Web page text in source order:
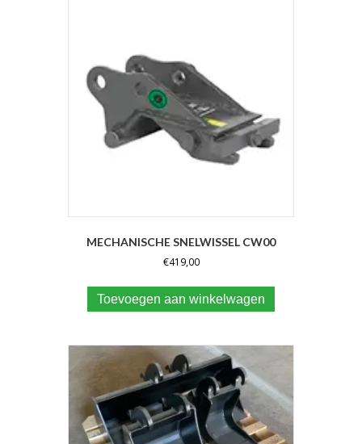
MECHANISCHE SNELWISSEL CW00
€419,00
Toevoegen aan winkelwagen